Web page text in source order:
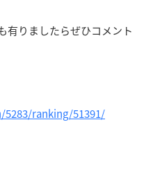
有りましたらぜひコメント
ranking/51391/